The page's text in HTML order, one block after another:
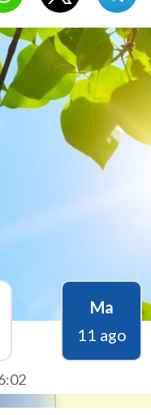
Ma
11 ago